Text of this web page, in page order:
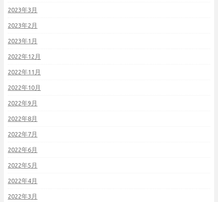
2023年3月
2023年2月
2023年1月
2022年12月
2022年11月
2022年10月
2022年9月
2022年8月
2022年7月
2022年6月
2022年5月
2022年4月
2022年3月